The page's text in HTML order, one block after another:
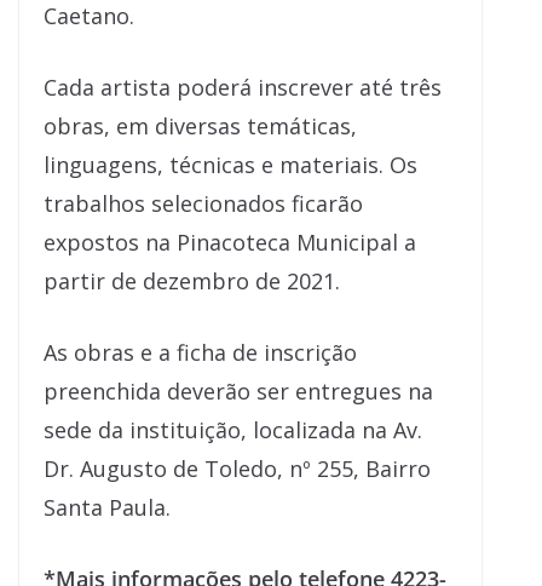
Caetano.
Cada artista poderá inscrever até três
obras, em diversas temáticas,
linguagens, técnicas e materiais. Os
trabalhos selecionados ficarão
expostos na Pinacoteca Municipal a
partir de dezembro de 2021.
As obras e a ficha de inscrição
preenchida deverão ser entregues na
sede da instituição, localizada na Av.
Dr. Augusto de Toledo, nº 255, Bairro
Santa Paula.
*Mais informações pelo telefone 4223-